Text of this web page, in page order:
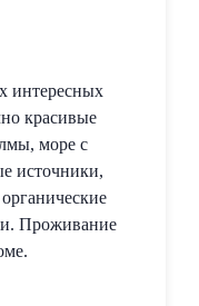
интересных
красивые
море с
источники,
Проживание